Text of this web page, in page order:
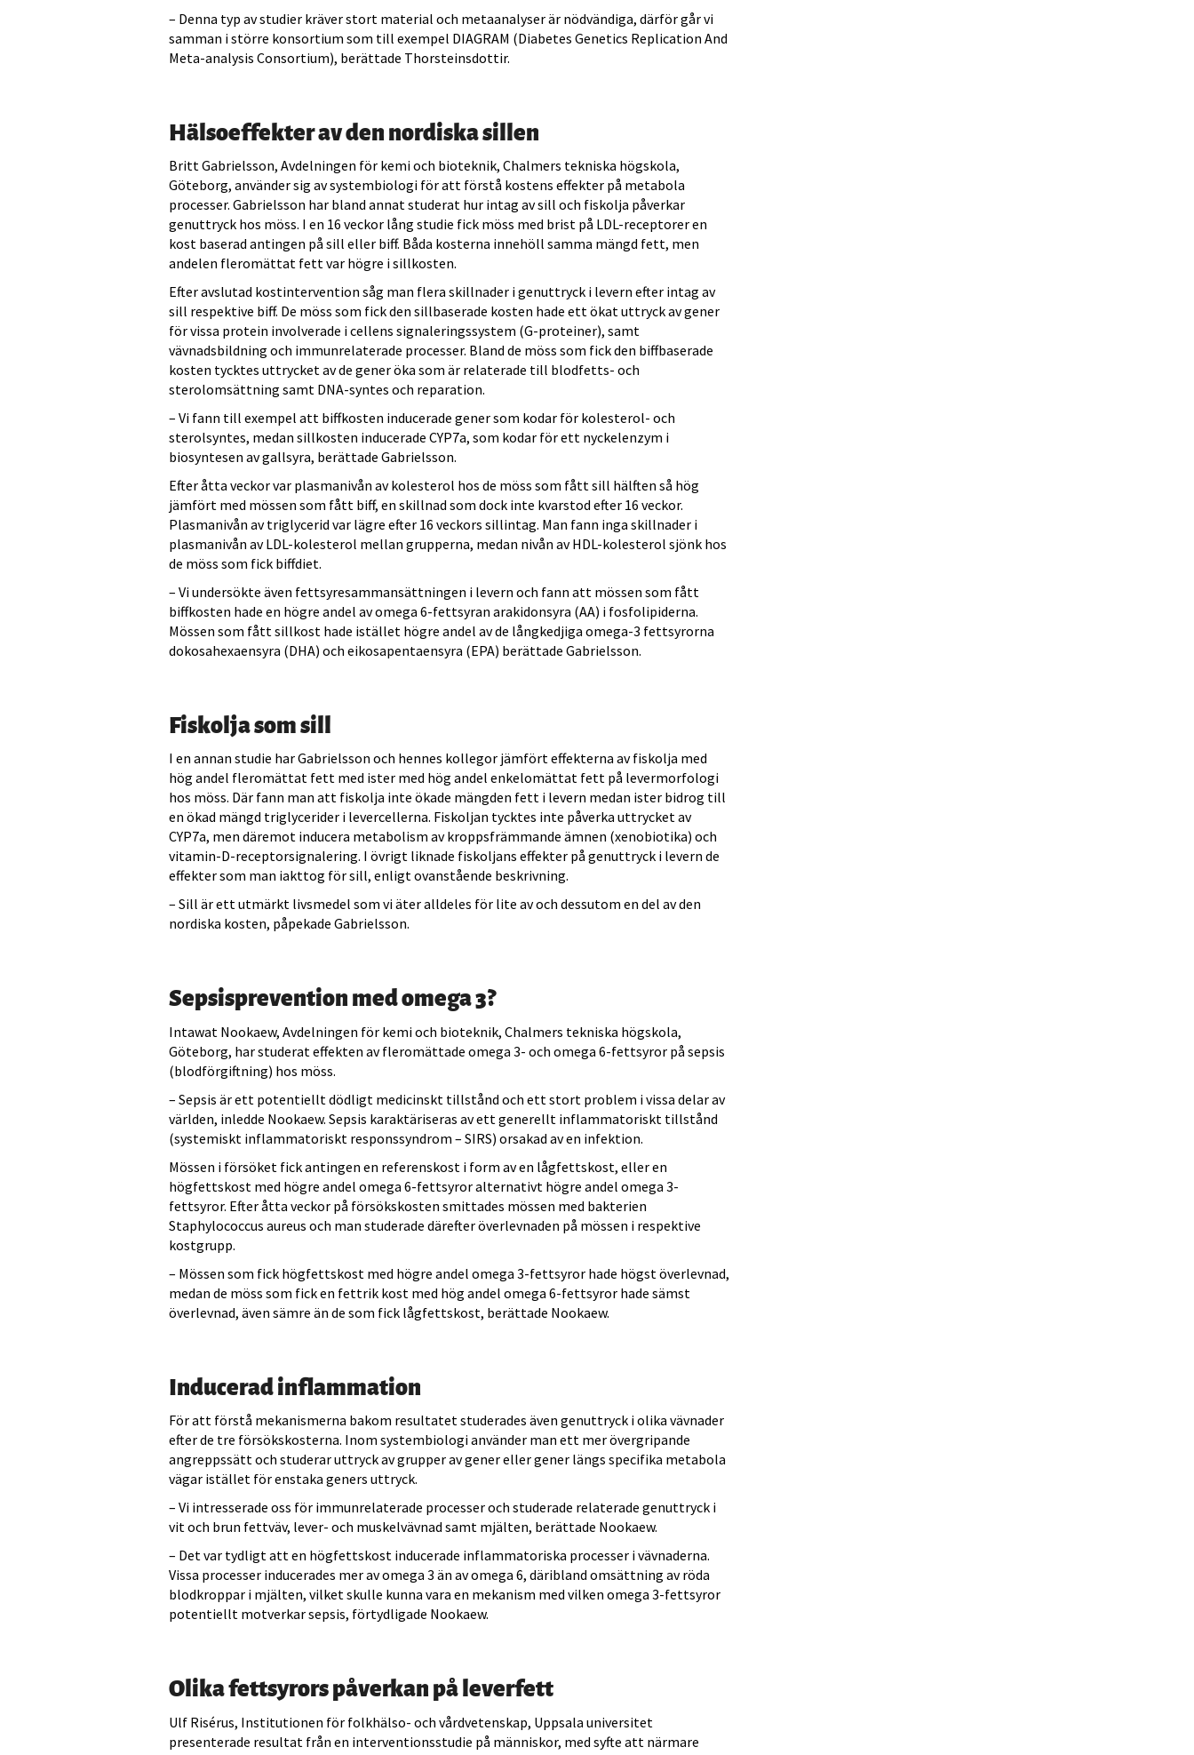
– Denna typ av studier kräver stort material och metaanalyser är nödvändiga, därför går vi
samman i större konsortium som till exempel DIAGRAM (Diabetes Genetics Replication And
Meta-analysis Consortium), berättade Thorsteinsdottir.
Hälsoeffekter av den nordiska sillen
Britt Gabrielsson, Avdelningen för kemi och bioteknik, Chalmers tekniska högskola,
Göteborg, använder sig av systembiologi för att förstå kostens effekter på metabola
processer. Gabrielsson har bland annat studerat hur intag av sill och fiskolja påverkar
genuttryck hos möss. I en 16 veckor lång studie fick möss med brist på LDL-receptorer en
kost baserad antingen på sill eller biff. Båda kosterna innehöll samma mängd fett, men
andelen fleromättat fett var högre i sillkosten.
Efter avslutad kostintervention såg man flera skillnader i genuttryck i levern efter intag av
sill respektive biff. De möss som fick den sillbaserade kosten hade ett ökat uttryck av gener
för vissa protein involverade i cellens signaleringssystem (G-proteiner), samt
vävnadsbildning och immunrelaterade processer. Bland de möss som fick den biffbaserade
kosten tycktes uttrycket av de gener öka som är relaterade till blodfetts- och
sterolomsättning samt DNA-syntes och reparation.
– Vi fann till exempel att biffkosten inducerade gener som kodar för kolesterol- och
sterolsyntes, medan sillkosten inducerade CYP7a, som kodar för ett nyckelenzym i
biosyntesen av gallsyra, berättade Gabrielsson.
Efter åtta veckor var plasmanivån av kolesterol hos de möss som fått sill hälften så hög
jämfört med mössen som fått biff, en skillnad som dock inte kvarstod efter 16 veckor.
Plasmanivån av triglycerid var lägre efter 16 veckors sillintag. Man fann inga skillnader i
plasmanivån av LDL-kolesterol mellan grupperna, medan nivån av HDL-kolesterol sjönk hos
de möss som fick biffdiet.
– Vi undersökte även fettsyresammansättningen i levern och fann att mössen som fått
biffkosten hade en högre andel av omega 6-fettsyran arakidonsyra (AA) i fosfolipiderna.
Mössen som fått sillkost hade istället högre andel av de långkedjiga omega-3 fettsyrorna
dokosahexaensyra (DHA) och eikosapentaensyra (EPA) berättade Gabrielsson.
Fiskolja som sill
I en annan studie har Gabrielsson och hennes kollegor jämfört effekterna av fiskolja med
hög andel fleromättat fett med ister med hög andel enkelomättat fett på levermorfologi
hos möss. Där fann man att fiskolja inte ökade mängden fett i levern medan ister bidrog till
en ökad mängd triglycerider i levercellerna. Fiskoljan tycktes inte påverka uttrycket av
CYP7a, men däremot inducera metabolism av kroppsfrämmande ämnen (xenobiotika) och
vitamin-D-receptorsignalering. I övrigt liknade fiskoljans effekter på genuttryck i levern de
effekter som man iakttog för sill, enligt ovanstående beskrivning.
– Sill är ett utmärkt livsmedel som vi äter alldeles för lite av och dessutom en del av den
nordiska kosten, påpekade Gabrielsson.
Sepsisprevention med omega 3?
Intawat Nookaew, Avdelningen för kemi och bioteknik, Chalmers tekniska högskola,
Göteborg, har studerat effekten av fleromättade omega 3- och omega 6-fettsyror på sepsis
(blodförgiftning) hos möss.
– Sepsis är ett potentiellt dödligt medicinskt tillstånd och ett stort problem i vissa delar av
världen, inledde Nookaew. Sepsis karaktäriseras av ett generellt inflammatoriskt tillstånd
(systemiskt inflammatoriskt responssyndrom – SIRS) orsakad av en infektion.
Mössen i försöket fick antingen en referenskost i form av en lågfettskost, eller en
högfettskost med högre andel omega 6-fettsyror alternativt högre andel omega 3-
fettsyror. Efter åtta veckor på försökskosten smittades mössen med bakterien
Staphylococcus aureus och man studerade därefter överlevnaden på mössen i respektive
kostgrupp.
– Mössen som fick högfettskost med högre andel omega 3-fettsyror hade högst överlevnad,
medan de möss som fick en fettrik kost med hög andel omega 6-fettsyror hade sämst
överlevnad, även sämre än de som fick lågfettskost, berättade Nookaew.
Inducerad inflammation
För att förstå mekanismerna bakom resultatet studerades även genuttryck i olika vävnader
efter de tre försökskosterna. Inom systembiologi använder man ett mer övergripande
angreppssätt och studerar uttryck av grupper av gener eller gener längs specifika metabola
vägar istället för enstaka geners uttryck.
– Vi intresserade oss för immunrelaterade processer och studerade relaterade genuttryck i
vit och brun fettväv, lever- och muskelvävnad samt mjälten, berättade Nookaew.
– Det var tydligt att en högfettskost inducerade inflammatoriska processer i vävnaderna.
Vissa processer inducerades mer av omega 3 än av omega 6, däribland omsättning av röda
blodkroppar i mjälten, vilket skulle kunna vara en mekanism med vilken omega 3-fettsyror
potentiellt motverkar sepsis, förtydligade Nookaew.
Olika fettsyrors påverkan på leverfett
Ulf Risérus, Institutionen för folkhälso- och vårdvetenskap, Uppsala universitet
presenterade resultat från en interventionsstudie på människor, med syfte att närmare